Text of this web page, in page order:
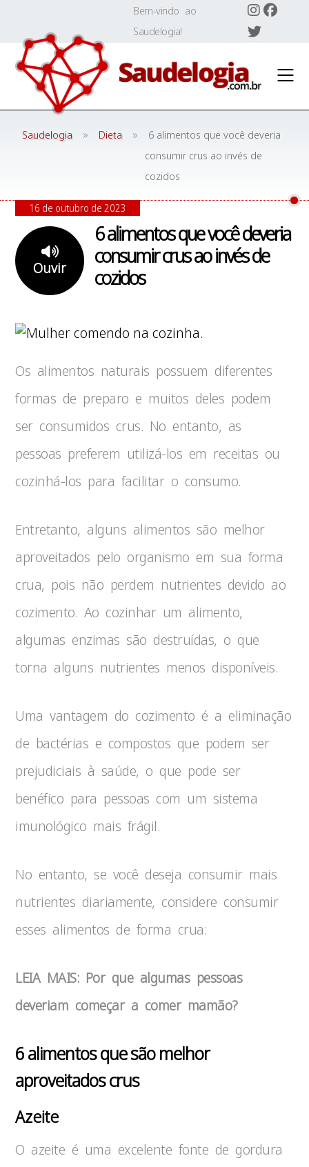
content
Bem-vindo ao
Saudelogia!
Saudelogia » Dieta »
6 alimentos que você deveria
consumir crus ao invés de
cozidos
6 alimentos que você deveria
consumir crus ao invés de
cozidos
Ouvir
16 de outubro de 2023
Os alimentos naturais possuem diferentes
formas de preparo e muitos deles podem
ser consumidos crus. No entanto, as
pessoas preferem utilizá-los em receitas ou
cozinhá-los para facilitar o consumo.
Entretanto, alguns alimentos são melhor
aproveitados pelo organismo em sua forma
crua, pois não perdem nutrientes devido ao
cozimento. Ao cozinhar um alimento,
algumas enzimas são destruídas, o que
torna alguns nutrientes menos disponíveis.
Uma vantagem do cozimento é a eliminação
de bactérias e compostos que podem ser
prejudiciais à saúde, o que pode ser
benéfico para pessoas com um sistema
imunológico mais frágil.
No entanto, se você deseja consumir mais
nutrientes diariamente, considere consumir
esses alimentos de forma crua:
LEIA MAIS: Por que algumas pessoas
deveriam começar a comer mamão?
6 alimentos que são melhor
aproveitados crus
Azeite
O azeite é uma excelente fonte de gordura